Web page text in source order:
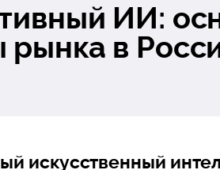
ИИ:
рынка в
искусственный